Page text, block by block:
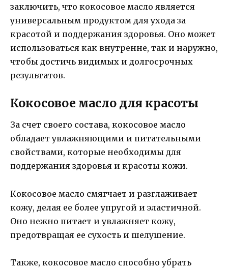
заключить, что кокосовое масло является
универсальным продуктом для ухода за
красотой и поддержания здоровья. Оно может
использоваться как внутренне, так и наружно,
чтобы достичь видимых и долгосрочных
результатов.
Кокосовое масло для красоты
За счет своего состава, кокосовое масло
обладает увлажняющими и питательными
свойствами, которые необходимы для
поддержания здоровья и красоты кожи.
Кокосовое масло смягчает и разглаживает
кожу, делая ее более упругой и эластичной.
Оно нежно питает и увлажняет кожу,
предотвращая ее сухость и шелушение.
Также, кокосовое масло способно убрать